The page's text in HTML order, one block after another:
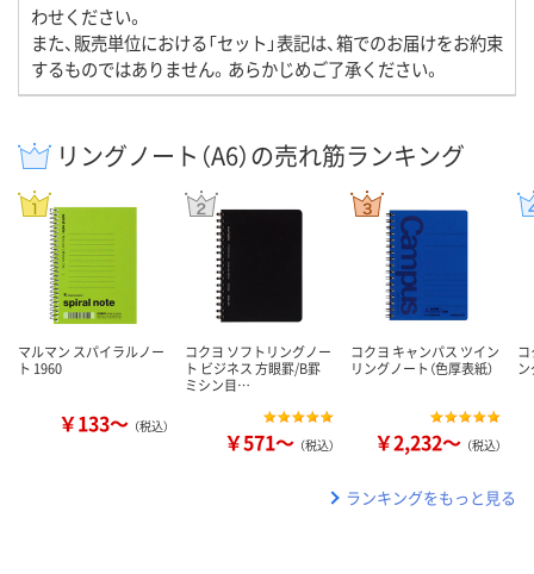
わせください。
また、販売単位における「セット」表記は、箱でのお届けをお約束
するものではありません。あらかじめご了承ください。
リングノート（A6）の売れ筋ランキング
マルマン スパイラルノー
ト 1960
￥133～ （税込）
コクヨ ソフトリングノー
ト ビジネス 方眼罫/B罫
ミシン目…
￥571～ （税込）
コクヨ キャンパス ツイン
リングノート（色厚表紙）
￥2,232～ （税込）
ランキングをもっと見る